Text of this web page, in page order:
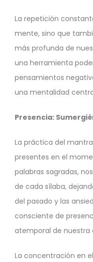
La repetición
mente, sino que
más profunda de
una herramienta
pensamientos
una mentalidad
Presencia:
La práctica del
presentes en el
palabras sagradas,
de cada sílaba,
del pasado y las
consciente de
atemporal de nuestra
La concentración en